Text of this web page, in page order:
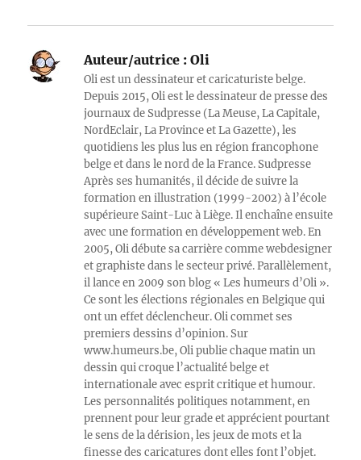
Auteur/autrice : Oli
Oli est un dessinateur et caricaturiste belge.
Depuis 2015, Oli est le dessinateur de presse des
journaux de Sudpresse (La Meuse, La Capitale,
NordEclair, La Province et La Gazette), les
quotidiens les plus lus en région francophone
belge et dans le nord de la France. Sudpresse
Après ses humanités, il décide de suivre la
formation en illustration (1999-2002) à l’école
supérieure Saint-Luc à Liège. Il enchaîne ensuite
avec une formation en développement web. En
2005, Oli débute sa carrière comme webdesigner
et graphiste dans le secteur privé. Parallèlement,
il lance en 2009 son blog « Les humeurs d’Oli ».
Ce sont les élections régionales en Belgique qui
ont un effet déclencheur. Oli commet ses
premiers dessins d’opinion. Sur
www.humeurs.be, Oli publie chaque matin un
dessin qui croque l’actualité belge et
internationale avec esprit critique et humour.
Les personnalités politiques notamment, en
prennent pour leur grade et apprécient pourtant
le sens de la dérision, les jeux de mots et la
finesse des caricatures dont elles font l’objet.